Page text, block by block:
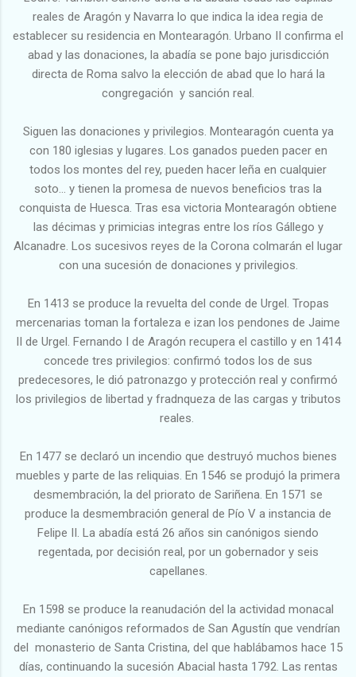
reales de Aragón y Navarra lo que indica la idea regia de
establecer su residencia en Montearagón. Urbano II confirma el
abad y las donaciones, la abadía se pone bajo jurisdicción
directa de Roma salvo la elección de abad que lo hará la
congregación y sanción real.
Siguen las donaciones y privilegios. Montearagón cuenta ya
con 180 iglesias y lugares. Los ganados pueden pacer en
todos los montes del rey, pueden hacer leña en cualquier
soto... y tienen la promesa de nuevos beneficios tras la
conquista de Huesca. Tras esa victoria Montearagón obtiene
las décimas y primicias integras entre los ríos Gállego y
Alcanadre. Los sucesivos reyes de la Corona colmarán el lugar
con una sucesión de donaciones y privilegios.
En 1413 se produce la revuelta del conde de Urgel. Tropas
mercenarias toman la fortaleza e izan los pendones de Jaime
II de Urgel. Fernando I de Aragón recupera el castillo y en 1414
concede tres privilegios: confirmó todos los de sus
predecesores, le dió patronazgo y protección real y confirmó
los privilegios de libertad y fradnqueza de las cargas y tributos
reales.
En 1477 se declaró un incendio que destruyó muchos bienes
muebles y parte de las reliquias. En 1546 se produjó la primera
desmembración, la del priorato de Sariñena. En 1571 se
produce la desmembración general de Pío V a instancia de
Felipe II. La abadía está 26 años sin canónigos siendo
regentada, por decisión real, por un gobernador y seis
capellanes.
En 1598 se produce la reanudación del la actividad monacal
mediante canónigos reformados de San Agustín que vendrían
del monasterio de Santa Cristina, del que hablábamos hace 15
días, continuando la sucesión Abacial hasta 1792. Las rentas